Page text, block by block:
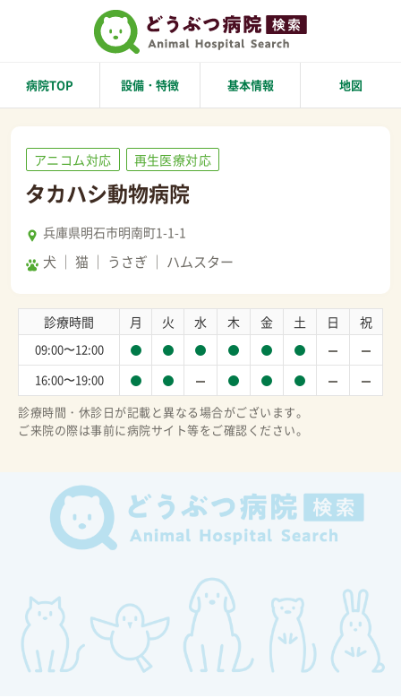
病院TOP 設備・特徴 基本情報 地図
アニコム対応 再生医療対応
タカハシ動物病院
兵庫県明石市明南町1-1-1
犬 猫 うさぎ ハムスター
診療時間 月 火 水 木 金 土 日 祝
09:00〜12:00
16:00〜19:00
診療時間・休診日が記載と異なる場合がございます。
ご来院の際は事前に病院サイト等をご確認ください。